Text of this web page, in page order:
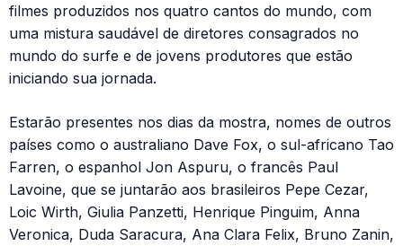
filmes produzidos nos quatro cantos do mundo, com
uma mistura saudável de diretores consagrados no
mundo do surfe e de jovens produtores que estão
iniciando sua jornada.
Estarão presentes nos dias da mostra, nomes de outros
países como o australiano Dave Fox, o sul-africano Tao
Farren, o espanhol Jon Aspuru, o francês Paul
Lavoine, que se juntarão aos brasileiros Pepe Cezar,
Loic Wirth, Giulia Panzetti, Henrique Pinguim, Anna
Veronica, Duda Saracura, Ana Clara Felix, Bruno Zanin,